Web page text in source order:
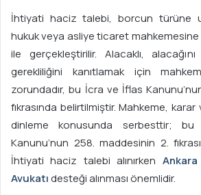
İhtiyati haciz talebi, borcun türüne
hukuk veya asliye ticaret mahkemesine
ile gerçekleştirilir. Alacaklı,
gerekliliğini kanıtlamak için
zorundadır, bu İcra ve İflas
fıkrasında belirtilmiştir. Mahkeme,
dinleme konusunda serbesttir;
Kanunu’nun 258. maddesinin 2.
İhtiyati haciz talebi alınırken
Avukatıdesteği alınması önemlidir.